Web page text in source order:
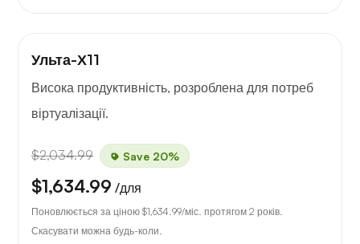
Ульта-Х11
Висока продуктивність, розроблена для потреб
віртуалізації.
$2,034.99 Save 20%
$1,634.99 /для
Поновлюється за ціною $1,634.99/міс. протягом 2 років.
Скасувати можна будь-коли.